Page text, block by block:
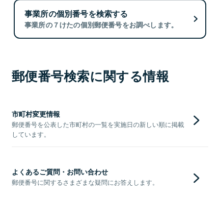
事業所の個別番号を検索する
事業所の７けたの個別郵便番号をお調べします。
郵便番号検索に関する情報
市町村変更情報
郵便番号を公表した市町村の一覧を実施日の新しい順に掲載
しています。
よくあるご質問・お問い合わせ
郵便番号に関するさまざまな疑問にお答えします。